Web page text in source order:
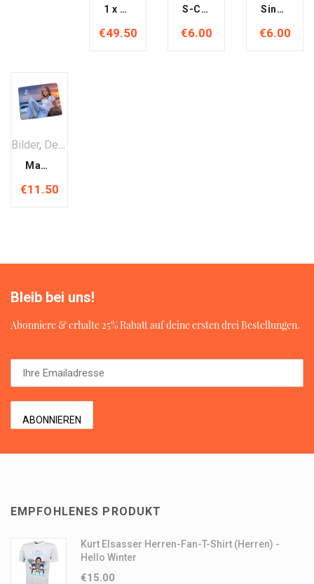
1 x 3D Figur (Kurt Elsasser ca. 22 cm)
€49.50
S-CD: Frohe Weihnacht
€6.00
Single-CD: Küss mich noch ein erstes Mal
€6.00
Bilder, Deko & Heim
Mauspad mit Jennifer & Kurt Elsasser Motiv
€11.50
Bleib bei uns!
Abonniere & erhalte 25% Rabatt auf deine ersten drei Bestellungen.
EMPFOHLENES PRODUKT
Kurt Elsasser Herren-Fan-T-Shirt (Herren) -
Hello Winter
€15.00